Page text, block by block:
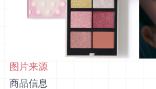
图片来源
商品信息